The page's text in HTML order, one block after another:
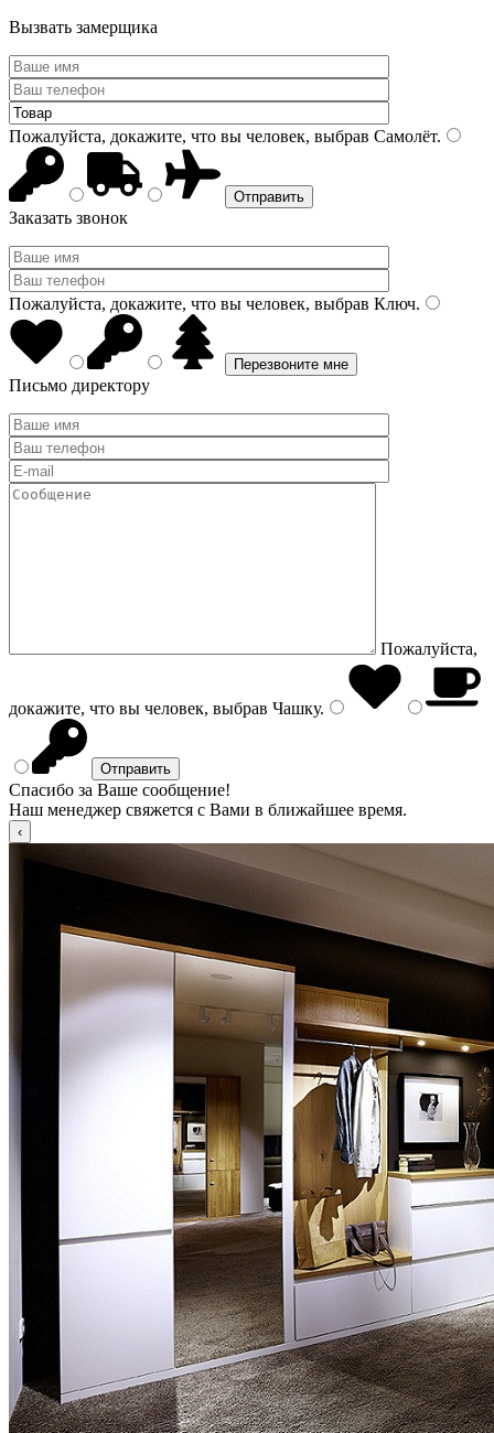
Вызвать замерщика
Пожалуйста, докажите, что вы человек, выбрав Самолёт.
Заказать звонок
Пожалуйста, докажите, что вы человек, выбрав Ключ.
Письмо директору
Пожалуйста,
докажите, что вы человек, выбрав Чашку.
Спасибо за Ваше сообщение!
Наш менеджер свяжется с Вами в ближайшее время.